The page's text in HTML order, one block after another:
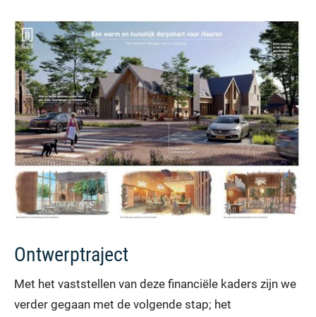
Ontwerptraject
Met het vaststellen van deze financiële kaders zijn we
verder gegaan met de volgende stap; het